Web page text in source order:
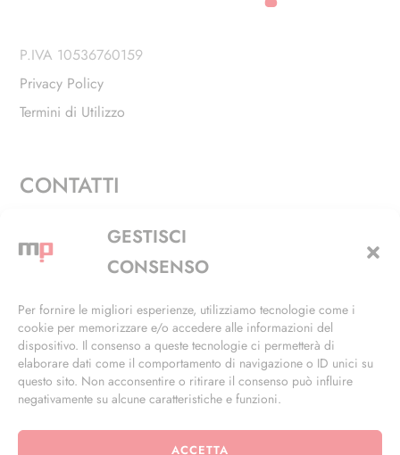
GESTISCI
CONSENSO
Per fornire le migliori esperienze, utilizziamo tecnologie come i
cookie per memorizzare e/o accedere alle informazioni del
dispositivo. Il consenso a queste tecnologie ci permetterà di
elaborare dati come il comportamento di navigazione o ID unici su
questo sito. Non acconsentire o ritirare il consenso può influire
negativamente su alcune caratteristiche e funzioni.
ACCETTA
P.IVA 10536760159
Privacy Policy
Termini di Utilizzo
CONTATTI
Via Alfieri, 27 - Trezzano Sul Naviglio (MI)
+39 02 4846 3155
info@masterphil.it